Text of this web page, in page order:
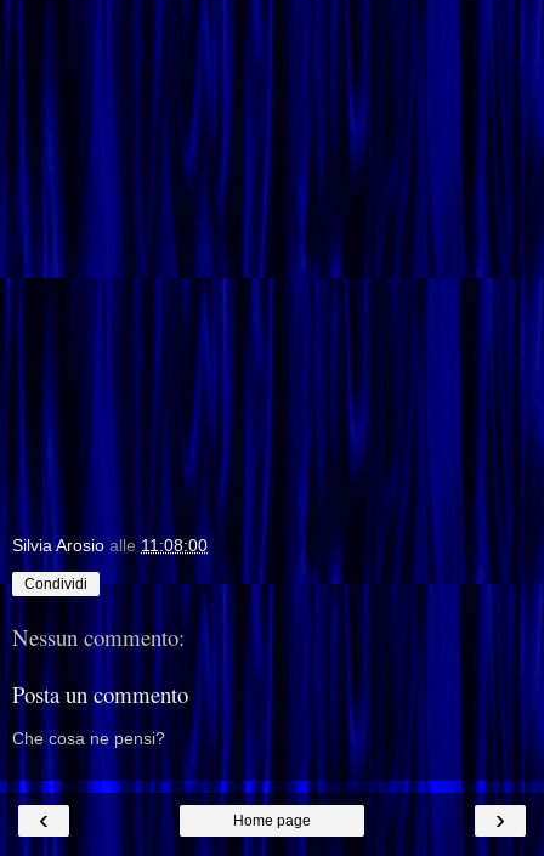
Silvia Arosio alle 11:08:00
Condividi
Nessun commento:
Posta un commento
Che cosa ne pensi?
‹ ›
Home page